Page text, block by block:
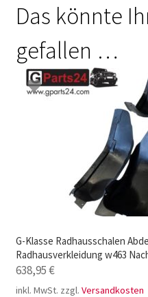
Das könnte
gefallen …
G-Klasse Radhausschalen
Radhausverkleidung w463
638,95€
inkl. MwSt. zzgl. Versandkosten